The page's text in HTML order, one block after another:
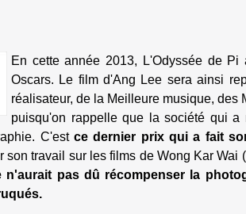
En cette année 2013, L'Odyssée de Pi
Oscars. Le film d'Ang Lee sera ainsi
réalisateur, de la Meilleure musique, des
puisqu'on rappelle que la société qui
C'est ce dernier prix qui a fait
son travail sur les films de Wong Kar
n'aurait pas dû récompenser la